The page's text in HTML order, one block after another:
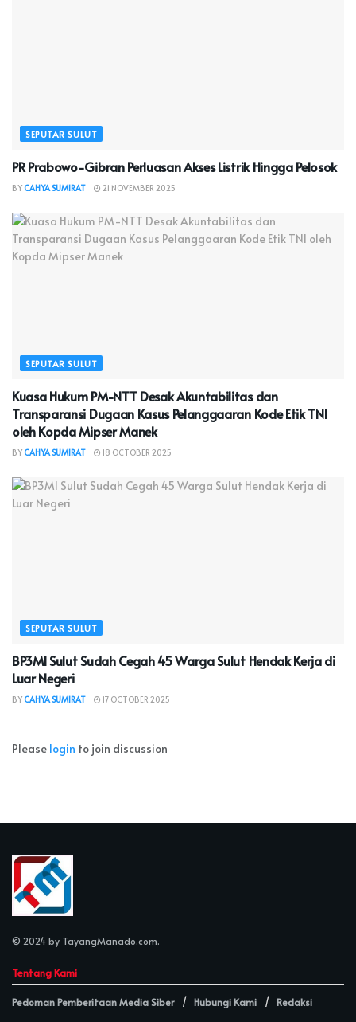
SEPUTAR SULUT
PR Prabowo-Gibran Perluasan Akses Listrik Hingga Pelosok
BYCAHYA SUMIRAT 21 NOVEMBER 2025
SEPUTAR SULUT
Kuasa Hukum PM-NTT Desak Akuntabilitas dan
Transparansi Dugaan Kasus Pelanggaaran Kode Etik TNI
oleh Kopda Mipser Manek
BYCAHYA SUMIRAT 18 OCTOBER 2025
SEPUTAR SULUT
BP3MI Sulut Sudah Cegah 45 Warga Sulut Hendak Kerja di
Luar Negeri
BYCAHYA SUMIRAT 17 OCTOBER 2025
Please login to join discussion
© 2024 by TayangManado.com.
Tentang Kami
Pedoman Pemberitaan Media Siber Hubungi Kami Redaksi